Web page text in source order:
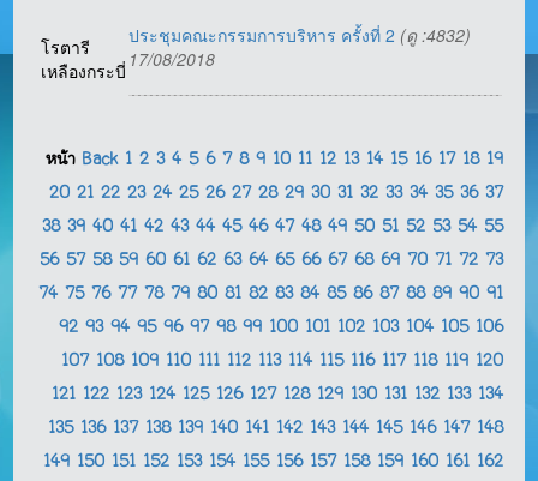
โรตารี
เหลืองกระบี่
ประชุมคณะกรรมการบริหาร ครั้งที่ 2 (ดู :4832)
17/08/2018
หน้า Back 1 2 3 4 5 6 7 8 9 10 11 12 13 14 15 16 17 18 19
20 21 22 23 24 25 26 27 28 29 30 31 32 33 34 35 36 37
38 39 40 41 42 43 44 45 46 47 48 49 50 51 52 53 54 55
56 57 58 59 60 61 62 63 64 65 66 67 68 69 70 71 72 73
74 75 76 77 78 79 80 81 82 83 84 85 86 87 88 89 90 91
92 93 94 95 96 97 98 99 100 101 102 103 104 105 106
107 108 109 110 111 112 113 114 115 116 117 118 119 120
121 122 123 124 125 126 127 128 129 130 131 132 133 134
135 136 137 138 139 140 141 142 143 144 145 146 147 148
149 150 151 152 153 154 155 156 157 158 159 160 161 162